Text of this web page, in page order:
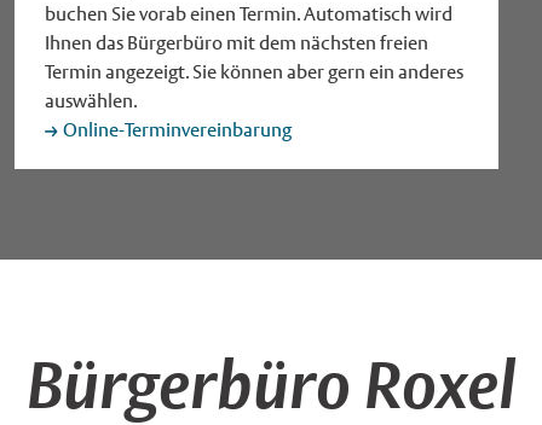
buchen Sie vorab einen Termin. Automatisch wird
Ihnen das Bürgerbüro mit dem nächsten freien
Termin angezeigt. Sie können aber gern ein anderes
auswählen.
Online-Terminvereinbarung
Bürgerbüro Roxel